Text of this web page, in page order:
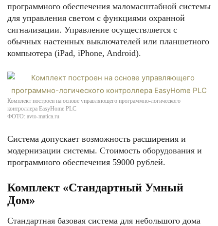
программного обеспечения маломасштабной системы
для управления светом с функциями охранной
сигнализации. Управление осуществляется с
обычных настенных выключателей или планшетного
компьютера (iPad, iPhone, Android).
Комплект построен на основе управляющего программно-логического
контроллера EasyHome PLC
ФОТО: avto-matica.ru
Система допускает возможность расширения и
модернизации системы. Стоимость оборудования и
программного обеспечения 59000 рублей.
Комплект «Стандартный Умный
Дом»
Стандартная базовая система для небольшого дома